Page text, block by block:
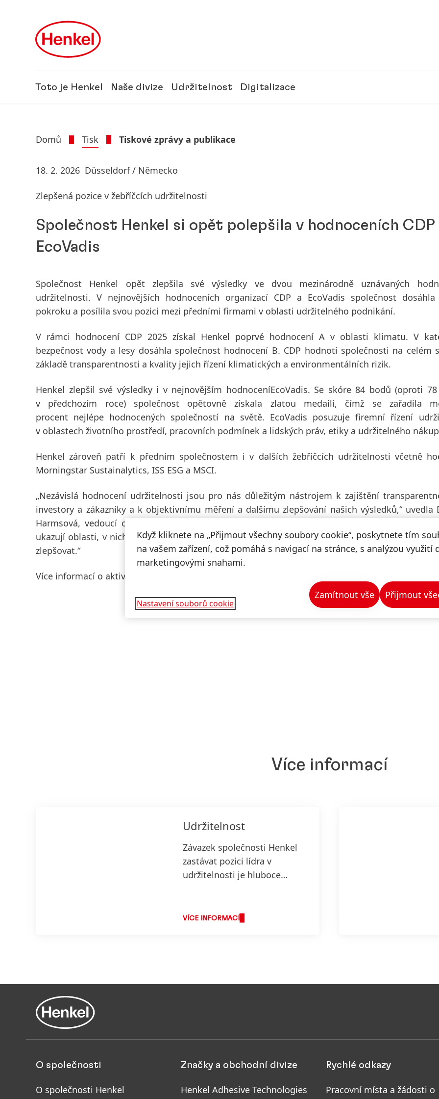
Toto je Henkel Naše divize Udržitelnost Digitalizace
Domů Tisk Tiskové zprávy a publikace
18. 2. 2026 Düsseldorf / Německo
Zlepšená pozice v žebříčcích udržitelnosti
Společnost Henkel si opět polepšila v hodnoceních CDP
EcoVadis
Společnost Henkel opět zlepšila své výsledky ve dvou mezinárodně uznávaných
udržitelnosti. V nejnovějších hodnoceních organizací CDP a EcoVadis společnost dosáhla
pokroku a posílila svou pozici mezi předními firmami v oblasti udržitelného podnikání.
V rámci hodnocení CDP 2025získal Henkel poprvé hodnocení A v oblasti klimatu. V
bezpečnost vody a lesy dosáhla společnost hodnocení B. CDP hodnotí společnosti na celém
základě transparentnosti a kvality jejich řízení klimatických a environmentálních rizik.
Henkel zlepšil své výsledky i v nejnovějším hodnoceníEcoVadis. Se skóre 84 bodů (oproti
v předchozím roce) společnost opětovně získala zlatou medaili, čímž se zařadila
procent nejlépe hodnocených společností na světě. EcoVadis posuzuje firemní řízení
v oblastech životního prostředí, pracovních podmínek a lidských práv, etiky a udržitelného
Henkel zároveň patří k předním společnostem i v dalších žebříčcích udržitelnosti včetně
Morningstar Sustainalytics, ISS ESG a MSCI.
„Nezávislá hodnocení udržitelnosti jsou pro nás důležitým nástrojem k zajištění
investory a zákazníky a k objektivnímu měření a dalšímu zlepšování našich výsledků,“ uvedla
Harmsová, vedoucí oddělení ESG Disclosures and Ratings ve společnosti Henkel. „Aktuální
ukazují oblasti, v nichž dosahujeme vysoké úrovně, a zároveň naznačují, kde chceme naše
zlepšovat.“
Více informací o aktivitách společnosti Henkel v oblasti udržitelnosti najdete
Více informací
Udržitelnost
Závazek společnosti Henkel
zastávat pozici lídra v
udržitelnosti je hluboce
VÍCE INFORMACÍ
O společnosti
O společnosti Henkel
Značky a obchodní divize
Henkel Adhesive Technologies
Rychlé odkazy
Pracovní místa a žádosti o
Když kliknete na „Přijmout všechny soubory cookie“, poskytnete tím
na vašem zařízení, což pomáhá s navigací na stránce, s analýzou využití
marketingovými snahami.
Nastavení souborů cookie
Zamítnout vše Přijmout